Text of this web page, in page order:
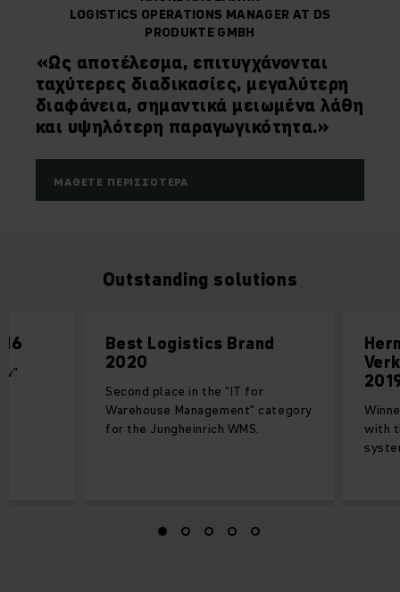
LOGISTICS OPERATIONS MANAGER AT DS
PRODUKTE GMBH
«Ως αποτέλεσμα, επιτυγχάνονται
ταχύτερες διαδικασίες, μεγαλύτερη
διαφάνεια, σημαντικά μειωμένα λάθη
και υψηλότερη παραγωγικότητα.»
ΜΆΘΕΤΕ ΠΕΡΙΣΣΌΤΕΡΑ
Outstanding solutions
Best Logistics Brand
2020
Second place in the "IT for
Warehouse Management" category
for the Jungheinrich WMS.
with